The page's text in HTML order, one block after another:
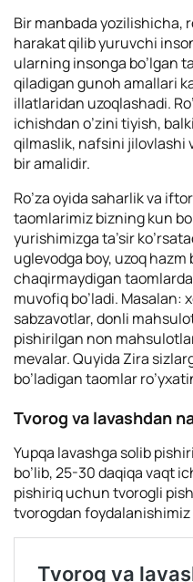
Bir manbada yozilishicha,
harakat qilib yuruvchi
ularning insonga bo’lgan
qiladigan gunoh amallari
illatlaridan uzoqlashadi.
ichishdan o’zini tiyish,
qilmaslik, nafsini jilovlashi
bir amalidir.
Ro’za oyida saharlik va
taomlarimiz bizning kun
yurishimizga ta’sir
uglevodga boy, uzoq
chaqirmaydigan
muvofiq bo’ladi. Masalan:
sabzavotlar, donli
pishirilgan non
mevalar. Quyida Zira
bo’ladigan taomlar
Tvorog va lavashdan
Yupqa lavashga solib
bo’lib, 25-30 daqiqa vaqt
pishiriq uchun tvorogli
tvorogdan